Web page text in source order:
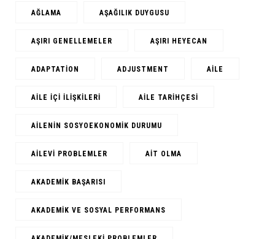
AĞLAMA AŞAĞILIK DUYGUSU
AŞIRI GENELLEMELER AŞIRI HEYECAN
ADAPTATION ADJUSTMENT AILE
AILE IÇI ILIŞKILERI AILE TARIHÇESI
AILENIN SOSYOEKONOMIK DURUMU
AILEVI PROBLEMLER AIT OLMA
AKADEMIK BAŞARISI
AKADEMIK VE SOSYAL PERFORMANS